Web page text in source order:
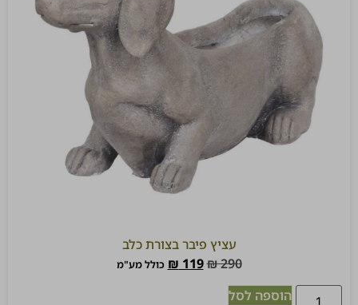
עציץ פיבר בצורת כלב
₪290
₪ 119 כולל מע"מ
הוספה לסל